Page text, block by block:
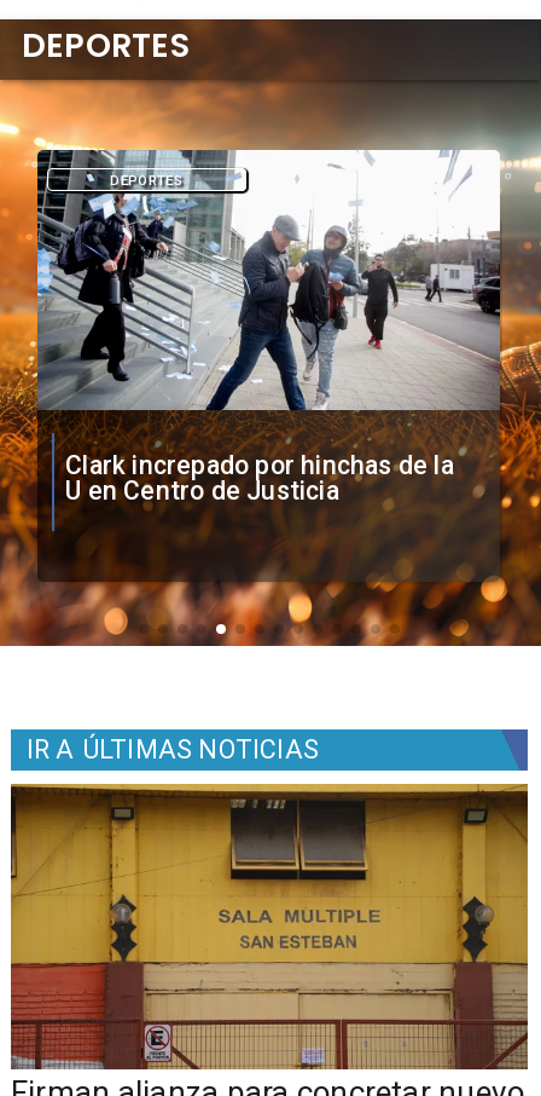
Vozinha firma contrato con Colo
Colo como nuevo arquero
DEPORTES
DEPORTES
IR A ÚLTIMAS NOTICIAS